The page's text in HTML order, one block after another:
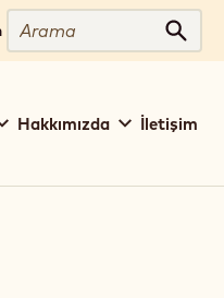
Arama
Hakkımızda İletişim